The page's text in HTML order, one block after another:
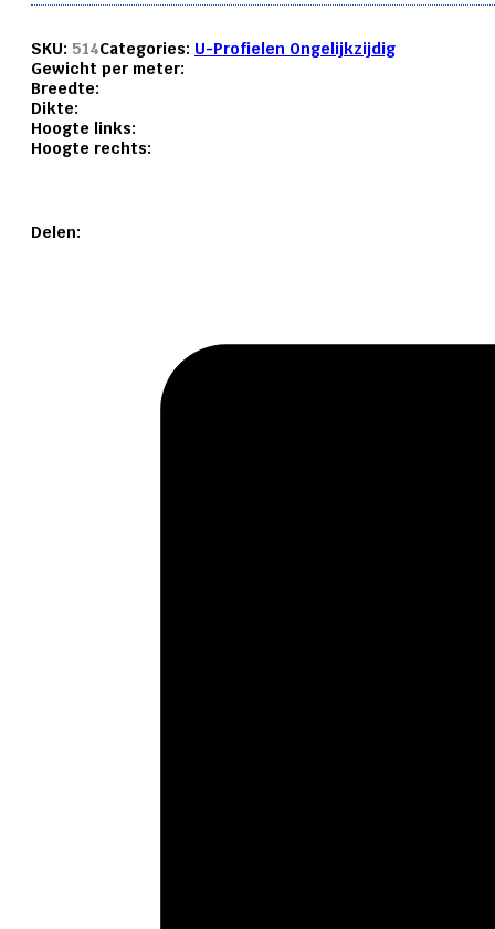
SKU: 514Categories: U-Profielen Ongelijkzijdig
Gewicht per meter:
Breedte:
Dikte:
Hoogte links:
Hoogte rechts:
Delen: